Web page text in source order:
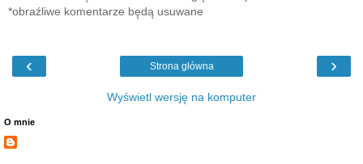
*obraźliwe komentarze będą usuwane
‹ ›
Strona główna
Wyświetl wersję na komputer
O mnie